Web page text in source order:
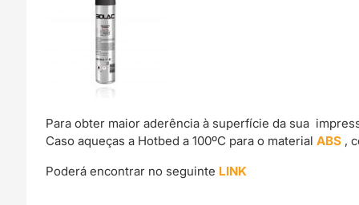
Para obter maior aderência à superfície da sua
Caso aqueças a Hotbed a 100ºC para o materialABS ,
Poderá encontrar no seguinte LINK